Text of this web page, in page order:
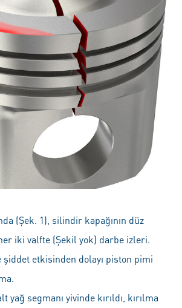
(Şek. 1), silindir kapağının düz
iki valfte (Şekil yok) darbe izleri.
etkisinden dolayı piston pimi
yağ segmanı yivinde kırıldı, kırılma